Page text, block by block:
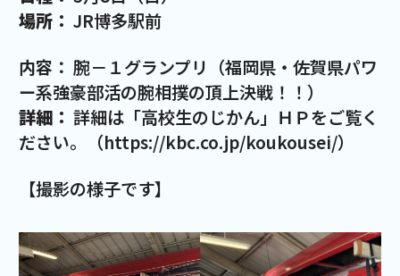
場所： JR博多駅前
内容： 腕－１グランプリ（福岡県・佐賀県パワ
ー系強豪部活の腕相撲の頂上決戦！！）
詳細： 詳細は「高校生のじかん」ＨＰをご覧く
ださい。（https://kbc.co.jp/koukousei/）
【撮影の様子です】